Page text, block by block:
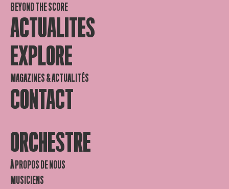
BEYOND THE SCORE
ACTUALITES
EXPLORE
MAGAZINES & ACTUALITÉS
CONTACT
ORCHESTRE
À PROPOS DE NOUS
MUSICIENS